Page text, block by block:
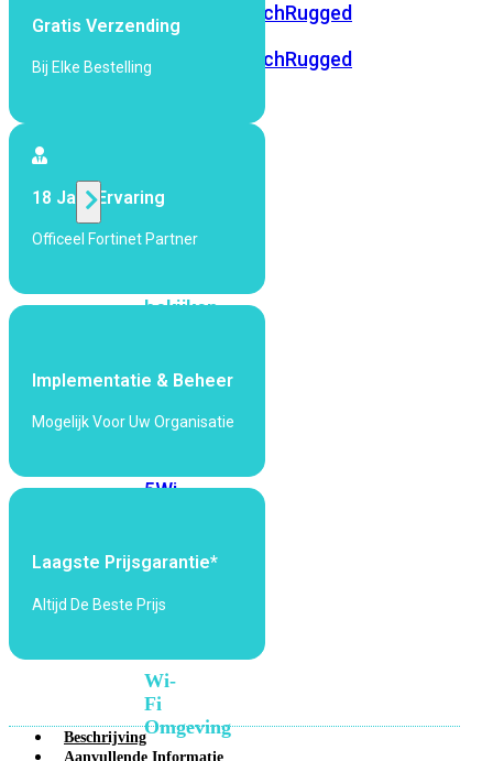
FortiSwitchRugged
216F-
POE
FortiSwitchRugged
424F-
Alle
bekijken
Fi
5Wi-
Fi
Fi
Wi-
Fi
Omgeving
Gratis Verzending
Bij Elke Bestelling
18 Jaar Ervaring
Officeel Fortinet Partner
Implementatie & Beheer
Mogelijk Voor Uw Organisatie
Laagste Prijsgarantie*
Altijd De Beste Prijs
Beschrijving
Aanvullende Informatie